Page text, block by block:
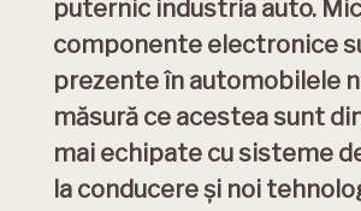
puternic industria auto.
componente electronice
prezente în automobilele
măsură ce acestea sunt
mai echipate cu sisteme
la conducere și noi